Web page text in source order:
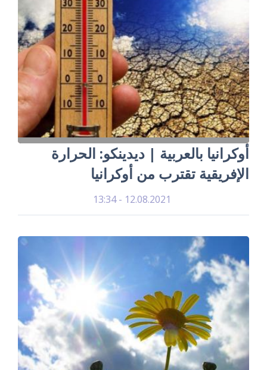
أوكرانيا بالعربية | ديدينكو: الحرارة
الإفريقية تقترب من أوكرانيا
12.08.2021 - 13:34